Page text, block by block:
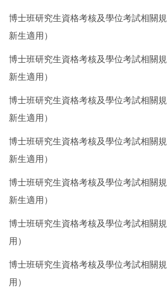
博士班研究生資格考核及學位考試相關
新生適用）
博士班研究生資格考核及學位考試相關
新生適用）
博士班研究生資格考核及學位考試相關
新生適用）
博士班研究生資格考核及學位考試相關
新生適用）
博士班研究生資格考核及學位考試相關
新生適用）
博士班研究生資格考核及學位考試相關
用）
博士班研究生資格考核及學位考試相關
用）